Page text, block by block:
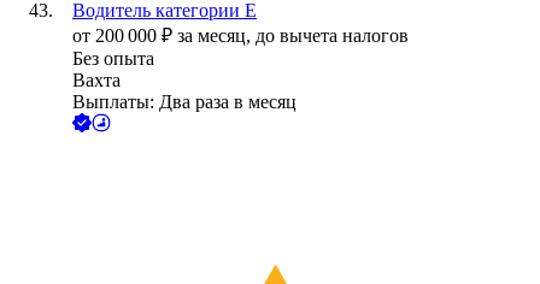
Водитель категории E
от 200 000 ₽ за месяц, до вычета налогов
Без опыта
Вахта
Выплаты: Два раза в месяц